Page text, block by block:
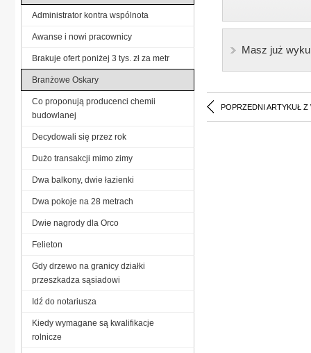
Masz już
POPRZEDNI ARTYKUŁ Z
Administrator kontra wspólnota
Awanse i nowi pracownicy
Brakuje ofert poniżej 3 tys. zł za metr
Branżowe Oskary
Co proponują producenci chemii
budowlanej
Decydowali się przez rok
Dużo transakcji mimo zimy
Dwa balkony, dwie łazienki
Dwa pokoje na 28 metrach
Dwie nagrody dla Orco
Felieton
Gdy drzewo na granicy działki
przeszkadza sąsiadowi
Idź do notariusza
Kiedy wymagane są kwalifikacje
rolnicze